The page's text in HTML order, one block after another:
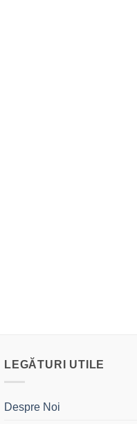
LEGĂTURI UTILE
Despre Noi